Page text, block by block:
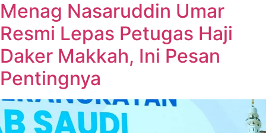
Menag Nasaruddin Umar
Resmi Lepas Petugas Haji
Daker Makkah, Ini Pesan
Pentingnya